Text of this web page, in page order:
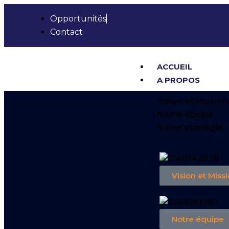
Opportunités
Contact
ACCUEIL
A PROPOS
Vision et Mission
Notre équipe
Notre stratégie
Vision et
Notre équipe